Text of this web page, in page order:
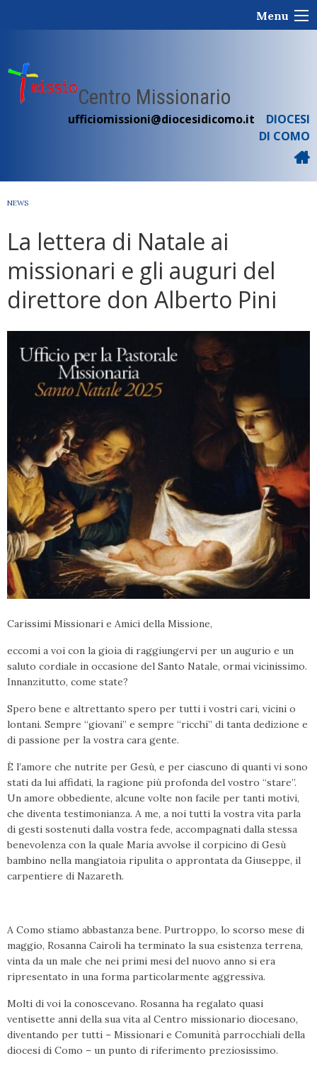
Menu
Centro Missionario
ufficiomissioni@diocesidicomo.it
DIOCESI
DI COMO
NEWS
La lettera di Natale ai
missionari e gli auguri del
direttore don Alberto Pini
Carissimi Missionari e Amici della Missione,
eccomi a voi con la gioia di raggiungervi per un augurio e un
saluto cordiale in occasione del Santo Natale, ormai vicinissimo.
Innanzitutto, come state?
Spero bene e altrettanto spero per tutti i vostri cari, vicini o
lontani. Sempre “giovani” e sempre “ricchi” di tanta dedizione e
di passione per la vostra cara gente.
È l’amore che nutrite per Gesù, e per ciascuno di quanti vi sono
stati da lui affidati, la ragione più profonda del vostro “stare”.
Un amore obbediente, alcune volte non facile per tanti motivi,
che diventa testimonianza. A me, a noi tutti la vostra vita parla
di gesti sostenuti dalla vostra fede, accompagnati dalla stessa
benevolenza con la quale Maria avvolse il corpicino di Gesù
bambino nella mangiatoia ripulita o approntata da Giuseppe, il
carpentiere di Nazareth.
A Como stiamo abbastanza bene. Purtroppo, lo scorso mese di
maggio, Rosanna Cairoli ha terminato la sua esistenza terrena,
vinta da un male che nei primi mesi del nuovo anno si era
ripresentato in una forma particolarmente aggressiva.
Molti di voi la conoscevano. Rosanna ha regalato quasi
ventisette anni della sua vita al Centro missionario diocesano,
diventando per tutti – Missionari e Comunità parrocchiali della
diocesi di Como – un punto di riferimento preziosissimo.